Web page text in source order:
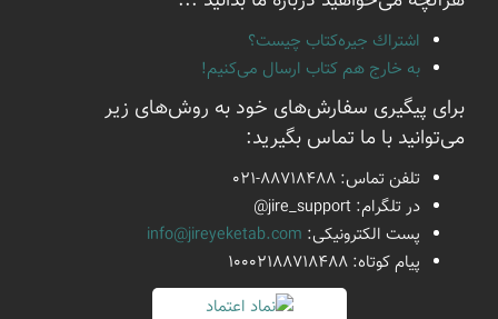
اشتراك جيره‌كتاب چيست؟
به خارج هم كتاب ارسال می‌كنیم!
برای پیگیری سفارش‌های خود به روش‌های زیر
می‌توانید با ما تماس بگیرید:
تلفن تماس: 021-88718488
در تلگرام: @jire_support
پست الكترونیكی: info@jireyeketab.com
پیام كوتاه: 10002188718488